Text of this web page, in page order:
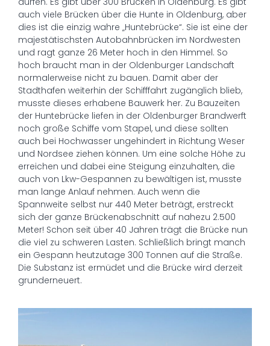
auch viele Brücken über die Hunte in Oldenburg, aber
dies ist die einzig wahre „Huntebrücke“. Sie ist eine der
majestätischsten Autobahnbrücken im Nordwesten
und ragt ganze 26 Meter hoch in den Himmel. So
hoch braucht man in der Oldenburger Landschaft
normalerweise nicht zu bauen. Damit aber der
Stadthafen weiterhin der Schifffahrt zugänglich blieb,
musste dieses erhabene Bauwerk her. Zu Bauzeiten
der Huntebrücke liefen in der Oldenburger Brandwerft
noch große Schiffe vom Stapel, und diese sollten
auch bei Hochwasser ungehindert in Richtung Weser
und Nordsee ziehen können. Um eine solche Höhe zu
erreichen und dabei eine Steigung einzuhalten, die
auch von Lkw-Gespannen zu bewältigen ist, musste
man lange Anlauf nehmen. Auch wenn die
Spannweite selbst nur 440 Meter beträgt, erstreckt
sich der ganze Brückenabschnitt auf nahezu 2.500
Meter! Schon seit über 40 Jahren trägt die Brücke nun
die viel zu schweren Lasten. Schließlich bringt manch
ein Gespann heutzutage 300 Tonnen auf die Straße.
Die Substanz ist ermüdet und die Brücke wird derzeit
grunderneuert.